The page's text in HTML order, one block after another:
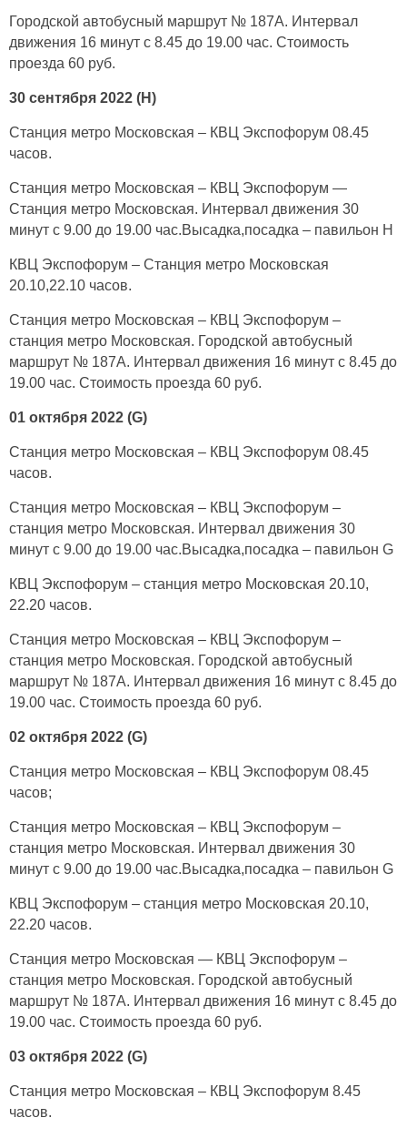
Городской автобусный маршрут № 187А. Интервал
движения 16 минут с 8.45 до 19.00 час. Стоимость
проезда 60 руб.
30 сентября 2022 (H)
Станция метро Московская – КВЦ Экспофорум 08.45
часов.
Станция метро Московская – КВЦ Экспофорум —
Станция метро Московская. Интервал движения 30
минут с 9.00 до 19.00 час.Высадка,посадка – павильон H
КВЦ Экспофорум – Станция метро Московская
20.10,22.10 часов.
Станция метро Московская – КВЦ Экспофорум –
станция метро Московская. Городской автобусный
маршрут № 187А. Интервал движения 16 минут с 8.45 до
19.00 час. Стоимость проезда 60 руб.
01 октября 2022 (G)
Станция метро Московская – КВЦ Экспофорум 08.45
часов.
Станция метро Московская – КВЦ Экспофорум –
станция метро Московская. Интервал движения 30
минут с 9.00 до 19.00 час.Высадка,посадка – павильон G
КВЦ Экспофорум – станция метро Московская 20.10,
22.20 часов.
Станция метро Московская – КВЦ Экспофорум –
станция метро Московская. Городской автобусный
маршрут № 187А. Интервал движения 16 минут с 8.45 до
19.00 час. Стоимость проезда 60 руб.
02 октября 2022 (G)
Станция метро Московская – КВЦ Экспофорум 08.45
часов;
Станция метро Московская – КВЦ Экспофорум –
станция метро Московская. Интервал движения 30
минут с 9.00 до 19.00 час.Высадка,посадка – павильон G
КВЦ Экспофорум – станция метро Московская 20.10,
22.20 часов.
Станция метро Московская — КВЦ Экспофорум –
станция метро Московская. Городской автобусный
маршрут № 187А. Интервал движения 16 минут с 8.45 до
19.00 час. Стоимость проезда 60 руб.
03 октября 2022 (G)
Станция метро Московская – КВЦ Экспофорум 8.45
часов.